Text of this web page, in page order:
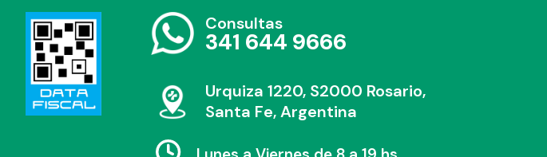
Consultas
341 644 9666
Urquiza 1220, S2000 Rosario,
Santa Fe, Argentina